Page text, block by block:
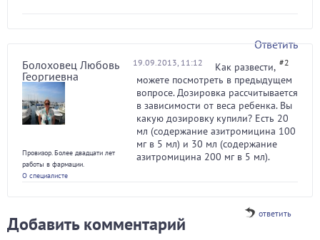
Ответить
Болоховец Любовь
Георгиевна
Провизор. Более двадцати лет
работы в фармации.
О специалисте
19.09.2013, 11:12 #2
Как развести,
можете посмотреть в предыдущем
вопросе. Дозировка рассчитывается
в зависимости от веса ребенка. Вы
какую дозировку купили? Есть 20
мл (содержание азитромицина 100
мг в 5 мл) и 30 мл (содержание
азитромицина 200 мг в 5 мл).
ответить
Добавить комментарий